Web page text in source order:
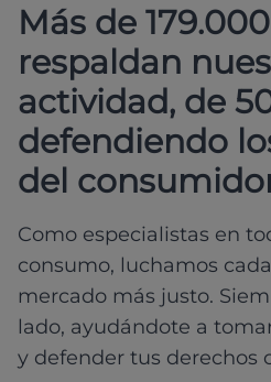
Más de
respaldan
actividad, de
defendiendo
del
Como especialistas en
consumo, luchamos
mercado más justo.
lado, ayudándote a
y defender tus derechos